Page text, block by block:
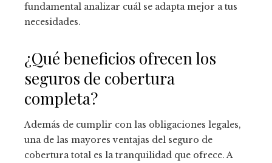
fundamental analizar cuál se adapta mejor a tus
necesidades.
¿Qué beneficios ofrecen los
seguros de cobertura
completa?
Además de cumplir con las obligaciones legales,
una de las mayores ventajas del seguro de
cobertura total es la tranquilidad que ofrece. A